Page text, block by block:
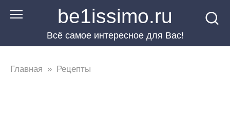
Перейти
be1issimo.ru
Всё самое интересное для Вас!
Главная » Рецепты